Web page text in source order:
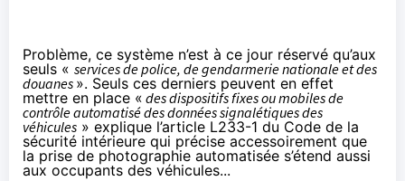
Problème, ce système n’est à ce jour réservé qu’aux
seuls « services de police, de gendarmerie nationale et des
douanes ». Seuls ces derniers peuvent en effet
mettre en place « des dispositifs fixes ou mobiles de
contrôle automatisé des données signalétiques des
véhicules » explique l’article L233-1 du Code de la
sécurité intérieure qui précise accessoirement que
la prise de photographie automatisée s’étend aussi
aux occupants des véhicules...